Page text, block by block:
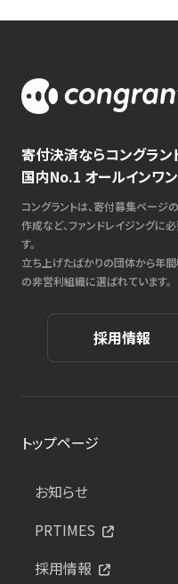
寄付決済ならコングラン
国内No.1 オールインワ
コングラントは、寄付募集ページ
作成など、ファンドレイジングに
す。
立ち上げたばかりの団体から年
の非営利組織に選ばれています。
採用情報
トップページ
お知らせ
PRTIMES
採用情報